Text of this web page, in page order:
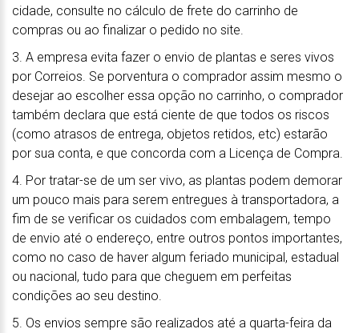
cidade, consulte no cálculo de frete do carrinho de
compras ou ao finalizar o pedido no site.
3. A empresa evita fazer o envio de plantas e seres vivos
por Correios. Se porventura o comprador assim mesmo o
desejar ao escolher essa opção no carrinho, o comprador
também declara que está ciente de que todos os riscos
(como atrasos de entrega, objetos retidos, etc) estarão
por sua conta, e que concorda com a Licença de Compra.
4. Por tratar-se de um ser vivo, as plantas podem demorar
um pouco mais para serem entregues à transportadora, a
fim de se verificar os cuidados com embalagem, tempo
de envio até o endereço, entre outros pontos importantes,
como no caso de haver algum feriado municipal, estadual
ou nacional, tudo para que cheguem em perfeitas
condições ao seu destino.
5. Os envios sempre são realizados até a quarta-feira da